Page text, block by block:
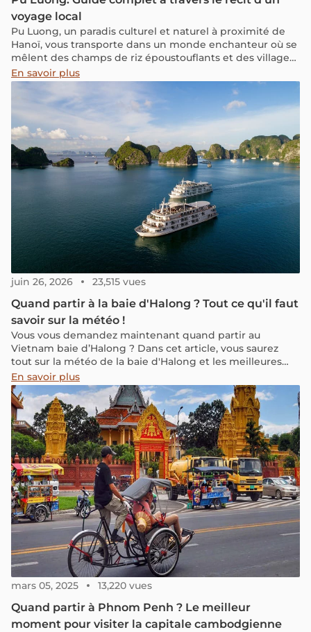
voyage local
Pu Luong, un paradis culturel et naturel à proximité de
Hanoï, vous transporte dans un monde enchanteur où se
mêlent des champs de riz époustouflants et des villages
ethniques pittoresques, nichés au pied de majestueuses
montagnes. Cet article, tel un récit de voyage
authentique, vous aide à découvrir de bonnes idées et
des informations pratiques pour que votre voyage à Pu
Luong soit parfait.
En savoir plus
juin 26, 2026 23,515 vues
Quand partir à la baie d'Halong ? Tout ce qu'il faut
savoir sur la météo !
Vous vous demandez maintenant quand partir au
Vietnam baie d’Halong ? Dans cet article, vous saurez
tout sur la météo de la baie d'Halong et les meilleures
périodes pour découvrir cette baie mythique.
En savoir plus
mars 05, 2025 13,220 vues
Quand partir à Phnom Penh ? Le meilleur
moment pour visiter la capitale cambodgienne